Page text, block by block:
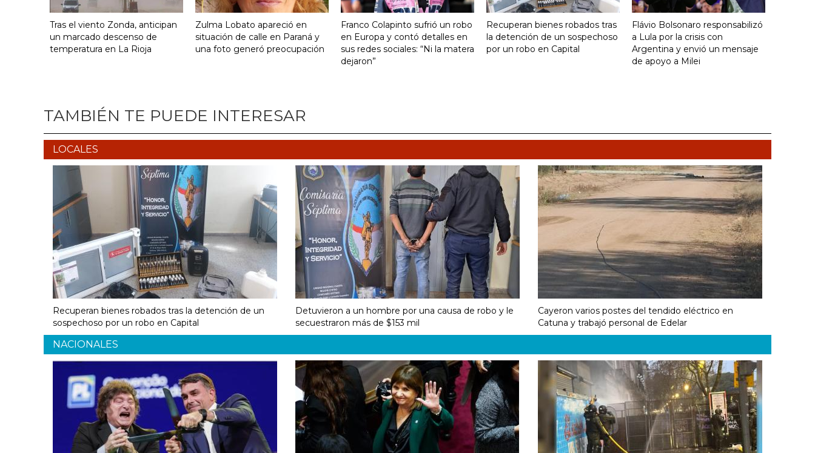
Tras el viento Zonda, anticipan
un marcado descenso de
temperatura en La Rioja
Zulma Lobato apareció en
situación de calle en Paraná y
una foto generó preocupación
Franco Colapinto sufrió un robo
en Europa y contó detalles en
sus redes sociales: “Ni la matera
dejaron”
Recuperan bienes robados tras
la detención de un sospechoso
por un robo en Capital
Flávio Bolsonaro responsabilizó
a Lula por la crisis con
Argentina y envió un mensaje
de apoyo a Milei
TAMBIÉN TE PUEDE INTERESAR
LOCALES
Recuperan bienes robados tras la detención de un
sospechoso por un robo en Capital
Detuvieron a un hombre por una causa de robo y le
secuestraron más de $153 mil
Cayeron varios postes del tendido eléctrico en
Catuna y trabajó personal de Edelar
NACIONALES